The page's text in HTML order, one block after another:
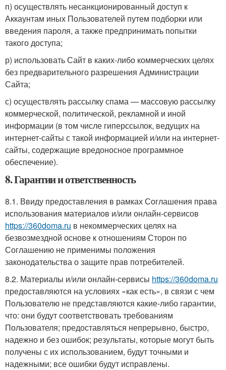
п) осуществлять несанкционированный доступ к
Аккаунтам иных Пользователей путем подборки или
введения пароля, а также предпринимать попытки
такого доступа;
р) использовать Сайт в каких-либо коммерческих целях
без предварительного разрешения Администрации
Сайта;
с) осуществлять рассылку спама — массовую рассылку
коммерческой, политической, рекламной и иной
информации (в том числе гиперссылок, ведущих на
интернет-сайты с такой информацией и/или на интернет-
сайты, содержащие вредоносное программное
обеспечение).
8. Гарантии и ответственность
8.1. Ввиду предоставления в рамках Соглашения права
использования материалов и/или онлайн-сервисов
https://360doma.ru в некоммерческих целях на
безвозмездной основе к отношениям Сторон по
Соглашению не применимы положения
законодательства о защите прав потребителей.
8.2. Материалы и/или онлайн-сервисы https://360doma.ru
предоставляются на условиях «как есть», в связи с чем
Пользователю не представляются какие-либо гарантии,
что: они будут соответствовать требованиям
Пользователя; предоставляться непрерывно, быстро,
надежно и без ошибок; результаты, которые могут быть
получены с их использованием, будут точными и
надежными; все ошибки будут исправлены.